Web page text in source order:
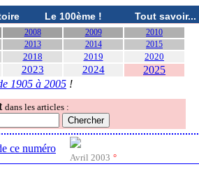
Le 100ème ! Tout savoir...
2008 2009
2010
2013 2014 2015
2018 2019 2020
2023 2024
2025
1905 à 2005 !
dans les articles :
Avril 2003 °